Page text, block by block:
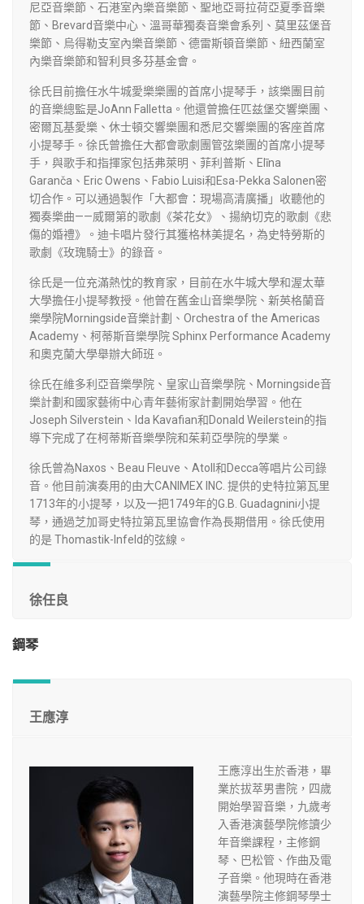
尼亞音樂節、石港室內樂音樂節、聖地亞哥拉荷亞夏季音樂
節、Brevard音樂中心、溫哥華獨奏音樂會系列、莫里茲堡音
樂節、烏得勒支室內樂音樂節、德雷斯頓音樂節、紐西蘭室
內樂音樂節和智利貝多芬基金會。
徐氏目前擔任水牛城愛樂樂團的首席小提琴手，該樂團目前
的音樂總監是JoAnn Falletta。他還曾擔任匹兹堡交響樂團、
密爾瓦基愛樂、休士頓交響樂團和悉尼交響樂團的客座首席
小提琴手。徐氏曾擔任大都會歌劇團管弦樂團的首席小提琴
手，與歌手和指揮家包括弗萊明、菲利普斯、Elīna
Garanča、Eric Owens、Fabio Luisi和Esa-Pekka Salonen密
切合作。可以通過製作「大都會：現場高清廣播」收聽他的
獨奏樂曲——威爾第的歌劇《茶花女》、揚納切克的歌劇《悲
傷的婚禮》。迪卡唱片發行其獲格林美提名，為史特勞斯的
歌劇《玫瑰騎士》的錄音。
徐氏是一位充滿熱忱的教育家，目前在水牛城大學和渥太華
大學擔任小提琴教授。他曾在舊金山音樂學院、新英格蘭音
樂學院Morningside音樂計劃、Orchestra of the Americas
Academy、柯蒂斯音樂學院 Sphinx Performance Academy
和奧克蘭大學舉辦大師班。
徐氏在維多利亞音樂學院、皇家山音樂學院、Morningside音
樂計劃和國家藝術中心青年藝術家計劃開始學習。他在
Joseph Silverstein、Ida Kavafian和Donald Weilerstein的指
導下完成了在柯蒂斯音樂學院和茱莉亞學院的學業。
徐氏曾為Naxos、Beau Fleuve、Atoll和Decca等唱片公司錄
音。他目前演奏用的由大CANIMEX INC. 提供的史特拉第瓦里
1713年的小提琴，以及一把1749年的G.B. Guadagnini小提
琴，通過芝加哥史特拉第瓦里協會作為長期借用。徐氏使用
的是 Thomastik-Infeld的弦線。
徐任良
鋼琴
王應淳
王應淳出生於香港，畢
業於拔萃男書院，四歲
開始學習音樂，九歲考
入香港演藝學院修讀少
年音樂課程，主修鋼
琴、巴松管、作曲及電
子音樂。他現時在香港
演藝學院主修鋼琴學士